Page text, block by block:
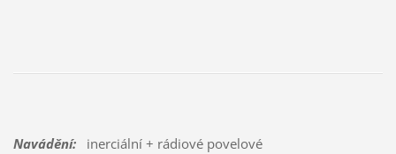
Navádění:inerciální + rádiové povelové